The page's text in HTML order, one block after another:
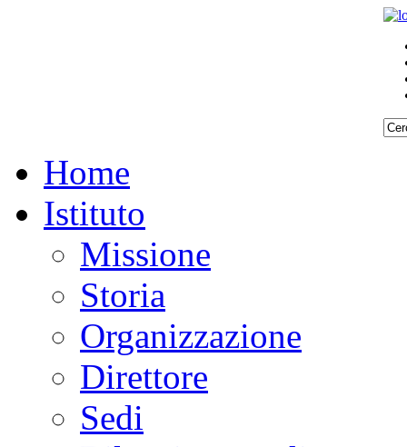
Home
Istituto
Missione
Storia
Organizzazione
Direttore
Sedi